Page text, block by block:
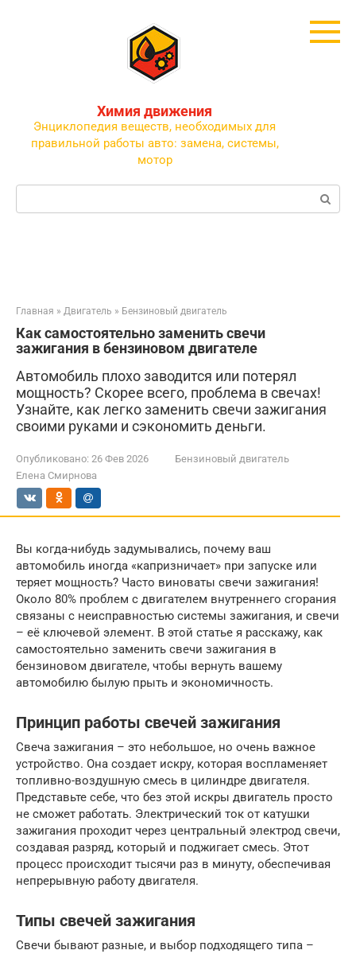
Химия движения
Энциклопедия веществ, необходимых для
правильной работы авто: замена, системы,
мотор
Поиск:
Главная » Двигатель » Бензиновый двигатель
Как самостоятельно заменить свечи
зажигания в бензиновом двигателе
Автомобиль плохо заводится или потерял
мощность? Скорее всего, проблема в свечах!
Узнайте, как легко заменить свечи зажигания
своими руками и сэкономить деньги.
Опубликовано: 26 Фев 2026
Бензиновый двигатель
Елена Смирнова
Вы когда-нибудь задумывались, почему ваш
автомобиль иногда «капризничает» при запуске или
теряет мощность? Часто виноваты свечи зажигания!
Около 80% проблем с двигателем внутреннего сгорания
связаны с неисправностью системы зажигания, и свечи
– её ключевой элемент. В этой статье я расскажу, как
самостоятельно заменить свечи зажигания в
бензиновом двигателе, чтобы вернуть вашему
автомобилю былую прыть и экономичность.
Принцип работы свечей зажигания
Свеча зажигания – это небольшое, но очень важное
устройство. Она создает искру, которая воспламеняет
топливно-воздушную смесь в цилиндре двигателя.
Представьте себе, что без этой искры двигатель просто
не сможет работать. Электрический ток от катушки
зажигания проходит через центральный электрод свечи,
создавая разряд, который и поджигает смесь. Этот
процесс происходит тысячи раз в минуту, обеспечивая
непрерывную работу двигателя.
Типы свечей зажигания
Свечи бывают разные, и выбор подходящего типа –